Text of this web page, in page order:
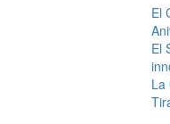
El
El
La